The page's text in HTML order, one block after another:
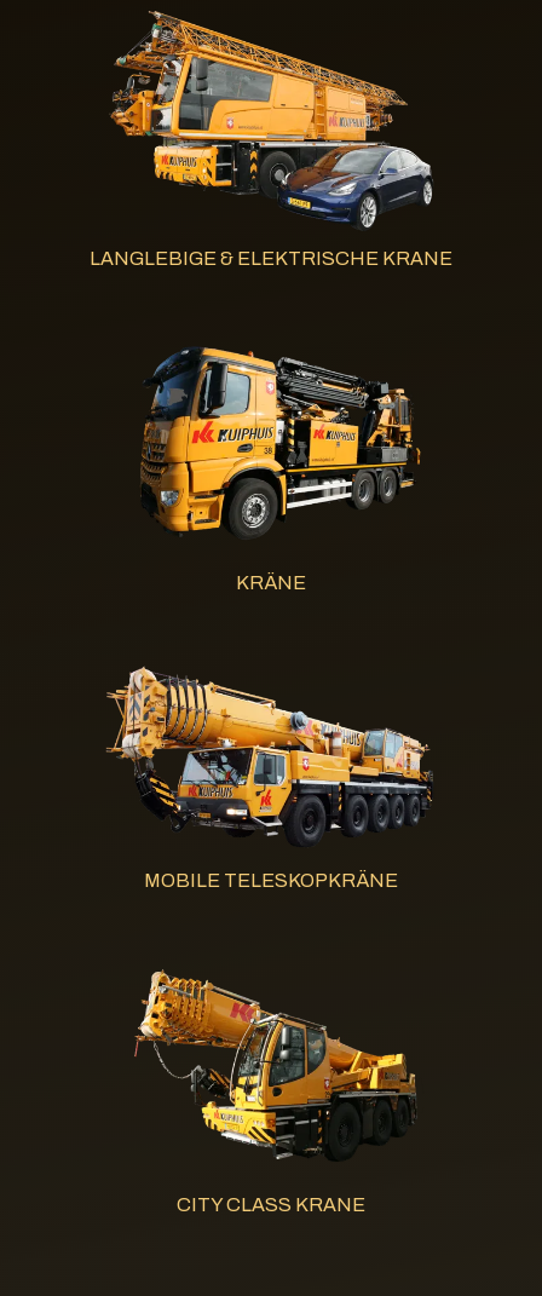
LANGLEBIGE & ELEKTRISCHE KRANE
KRÄNE
MOBILE TELESKOPKRÄNE
CITY CLASS KRANE